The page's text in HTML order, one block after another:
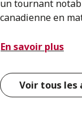
un tournant
canadienne en
En savoir plus
Voir tous les